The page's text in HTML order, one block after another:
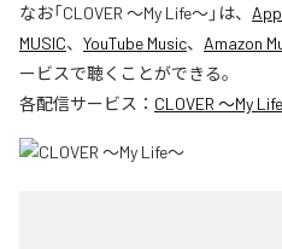
なお「CLOVER ～My Life～」は、
MUSIC、 YouTube Music、 Amazon
ービスで聴くことができる。
各配信サービス： CLOVER ～My